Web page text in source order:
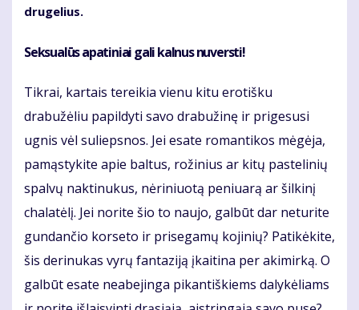
drugelius.
Seksualūs apatiniai gali kalnus nuversti!
Tikrai, kartais tereikia vienu kitu erotišku
drabužėliu papildyti savo drabužinę ir prigesusi
ugnis vėl suliepsnos. Jei esate romantikos mėgėja,
pamąstykite apie baltus, rožinius ar kitų pastelinių
spalvų naktinukus, nėriniuotą peniuarą ar šilkinį
chalatėlį. Jei norite šio to naujo, galbūt dar neturite
gundančio korseto ir prisegamų kojinių? Patikėkite,
šis derinukas vyrų fantaziją įkaitina per akimirką. O
galbūt esate neabejinga pikantiškiems dalykėliams